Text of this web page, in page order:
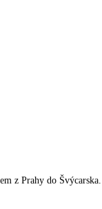
z Prahy do Švýcarska.